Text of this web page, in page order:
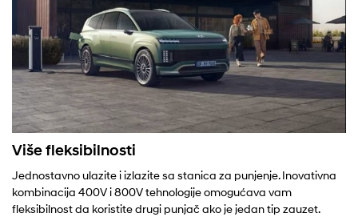
Više fleksibilnosti
Jednostavno ulazite i izlazite sa stanica za punjenje. Inovativna
kombinacija 400V i 800V tehnologije omogućava vam
fleksibilnost da koristite drugi punjač ako je jedan tip zauzet.